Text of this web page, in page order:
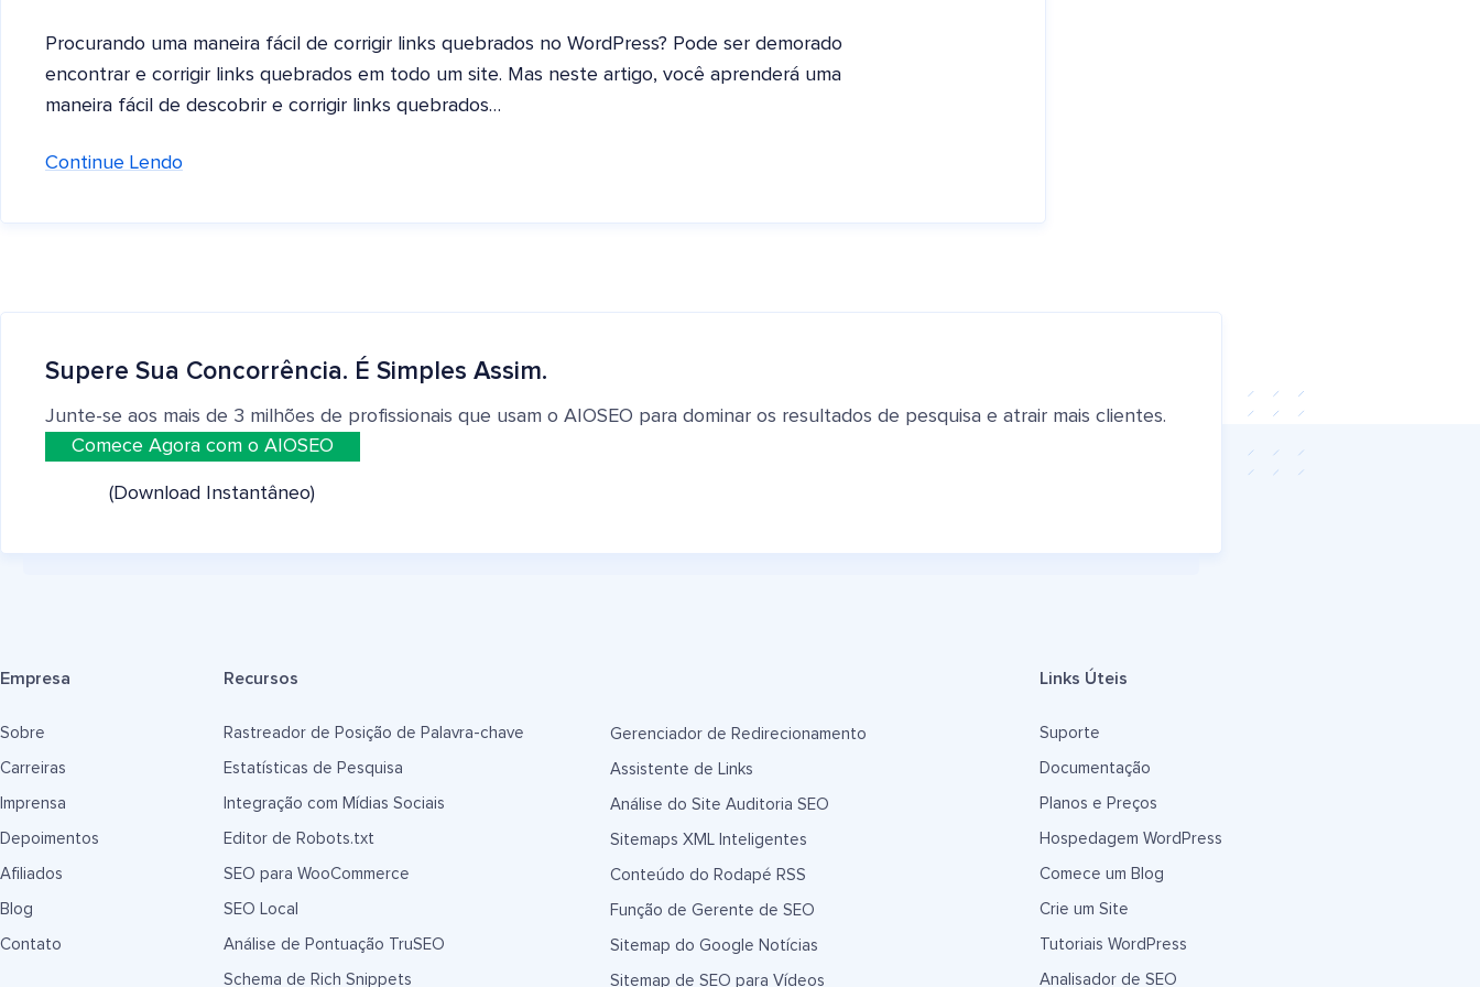
Procurando uma maneira fácil de corrigir links quebrados no WordPress? Pode ser demorado
encontrar e corrigir links quebrados em todo um site. Mas neste artigo, você aprenderá uma
maneira fácil de descobrir e corrigir links quebrados…
Continue Lendo
Supere Sua Concorrência. É Simples Assim.
Junte-se aos mais de 3 milhões de profissionais que usam o AIOSEO para dominar os resultados de pesquisa e atrair mais clientes.
Comece Agora com o AIOSEO
(Download Instantâneo)
Empresa
Sobre
Carreiras
Imprensa
Depoimentos
Afiliados
Blog
Contato
Recursos
Rastreador de Posição de Palavra-chave
Estatísticas de Pesquisa
Integração com Mídias Sociais
Editor de Robots.txt
SEO para WooCommerce
SEO Local
Análise de Pontuação TruSEO
Schema de Rich Snippets
Gerenciador de Redirecionamento
Assistente de Links
Análise do Site Auditoria SEO
Sitemaps XML Inteligentes
Conteúdo do Rodapé RSS
Função de Gerente de SEO
Sitemap do Google Notícias
Sitemap de SEO para Vídeos
Links Úteis
Suporte
Documentação
Planos e Preços
Hospedagem WordPress
Comece um Blog
Crie um Site
Tutoriais WordPress
Analisador de SEO